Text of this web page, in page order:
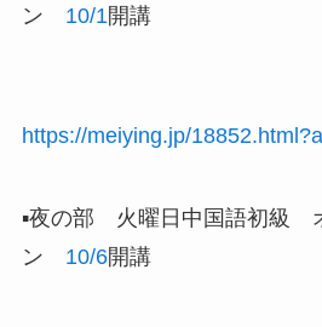
ン 10/1開講
https://meiying.jp/
▪️夜の部 火曜日中国語初級
ン 10/6開講